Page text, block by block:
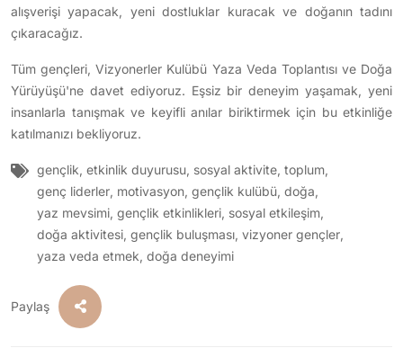
alışverişi yapacak, yeni dostluklar kuracak ve doğanın tadını
çıkaracağız.
Tüm gençleri, Vizyonerler Kulübü Yaza Veda Toplantısı ve Doğa
Yürüyüşü'ne davet ediyoruz. Eşsiz bir deneyim yaşamak, yeni
insanlarla tanışmak ve keyifli anılar biriktirmek için bu etkinliğe
katılmanızı bekliyoruz.
gençlik, etkinlik duyurusu, sosyal aktivite, toplum,
genç liderler, motivasyon, gençlik kulübü, doğa,
yaz mevsimi, gençlik etkinlikleri, sosyal etkileşim,
doğa aktivitesi, gençlik buluşması, vizyoner gençler,
yaza veda etmek, doğa deneyimi
Paylaş